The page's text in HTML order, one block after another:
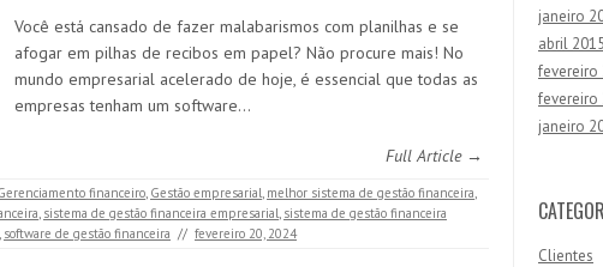
Você está cansado de fazer malabarismos com planilhas e se
afogar em pilhas de recibos em papel? Não procure mais! No
mundo empresarial acelerado de hoje, é essencial que todas as
empresas tenham um software…
Full Article →
financeiro, Gestão empresarial, melhor sistema de gestão financeira,
, sistema de gestão financeira empresarial, sistema de gestão financeira
, software de gestão financeira // fevereiro 20, 2024
janeiro
abril 2015
fevereiro
fevereiro
janeiro
Clientes